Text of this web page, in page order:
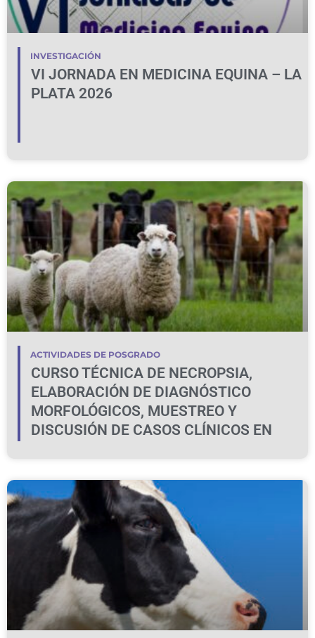
INVESTIGACIÓN
VI JORNADA EN MEDICINA EQUINA – LA
PLATA 2026
ACTIVIDADES DE POSGRADO
CURSO TÉCNICA DE NECROPSIA,
ELABORACIÓN DE DIAGNÓSTICO
MORFOLÓGICOS, MUESTREO Y
DISCUSIÓN DE CASOS CLÍNICOS EN